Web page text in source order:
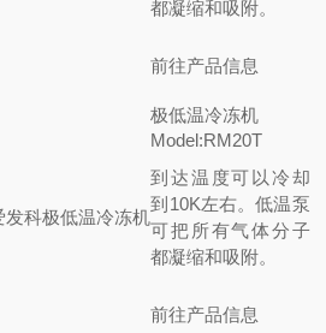
都凝缩和吸附。
前往产品信息
极低温冷冻机
Model:RM20T
到达温度可以冷却
到10K左右。低温泵
可把所有气体分子
都凝缩和吸附。
前往产品信息